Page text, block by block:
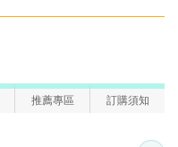
推薦專區 訂購須知